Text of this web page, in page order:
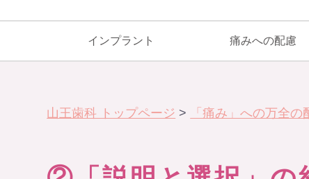
インプラント 痛みへの配慮
山王歯科 トップページ > 「痛み」への万全の